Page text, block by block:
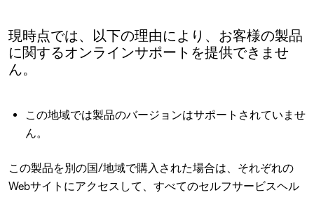
現時点では、以下の理由により、お客様の製品
に関するオンラインサポートを提供できませ
ん。
この地域では製品のバージョンはサポートされていませ
ん。
この製品を別の国/地域で購入された場合は、それぞれの
Webサイトにアクセスして、すべてのセルフサービスヘル